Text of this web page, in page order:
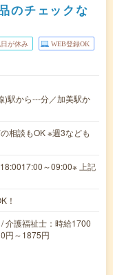
のチェックな
が休み WEB登録OK
)駅から---分／加美駅か
相談もOK ※週3なども
～09:00※ 上記
！
介護福祉士：時給1700
円～1875円